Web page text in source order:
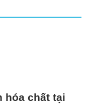
hóa chất tại